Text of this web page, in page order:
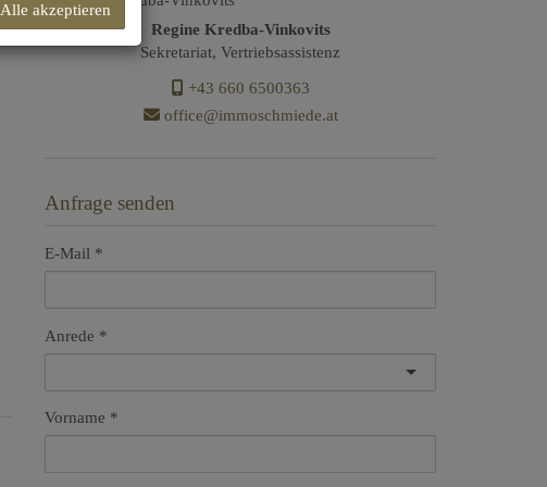
Regine Kredba-Vinkovits
Sekretariat, Vertriebsassistenz
+43 660 6500363
office@immoschmiede.at
Anfrage senden
E-Mail
Anrede
Vorname
Alle akzeptieren